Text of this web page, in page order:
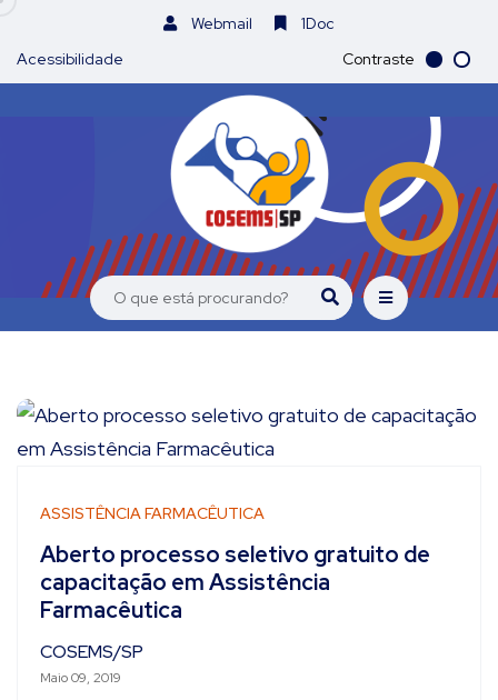
Webmail
1Doc
Acessibilidade
Contraste
ASSISTÊNCIA FARMACÊUTICA
Aberto processo seletivo gratuito de
capacitação em Assistência
Farmacêutica
COSEMS/SP
Maio 09, 2019